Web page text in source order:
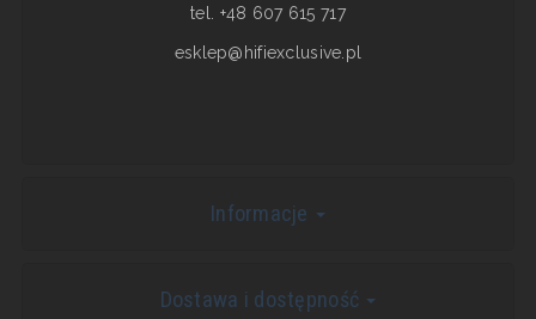
tel. +48 607 615 717
esklep@hifiexclusive.pl
Informacje
Dostawa i dostępność